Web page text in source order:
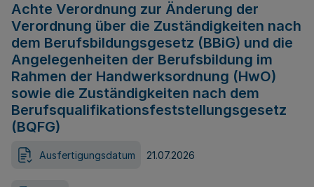
Achte Verordnung zur Änderung der
Verordnung über die Zuständigkeiten nach
dem Berufsbildungsgesetz (BBiG) und die
Angelegenheiten der Berufsbildung im
Rahmen der Handwerksordnung (HwO)
sowie die Zuständigkeiten nach dem
Berufsqualifikationsfeststellungsgesetz
(BQFG)
Ausfertigungsdatum 21.07.2026